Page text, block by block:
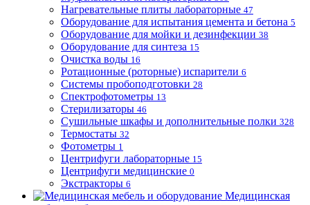
Нагревательные плиты лабораторные 47
Оборудование для испытания цемента и бетона 5
Оборудование для мойки и дезинфекции 38
Оборудование для синтеза 15
Очистка воды 16
Ротационные (роторные) испарители 6
Системы пробоподготовки 28
Спектрофотометры 13
Стерилизаторы 46
Сушильные шкафы и дополнительные полки 328
Термостаты 32
Фотометры 1
Центрифуги лабораторные 15
Центрифуги медицинские 0
Экстракторы 6
Медицинская